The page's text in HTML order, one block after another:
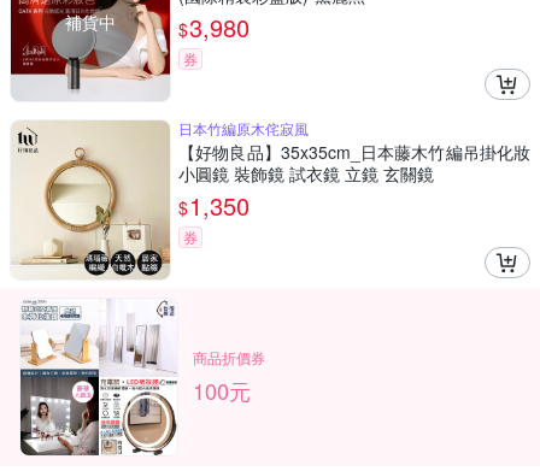
補貨中
$3,980
券
日本竹編原木侘寂風
【好物良品】35x35cm_日本藤木竹編吊掛化妝
小圓鏡 裝飾鏡 試衣鏡 立鏡 玄關鏡
$1,350
券
商品折價券
100元